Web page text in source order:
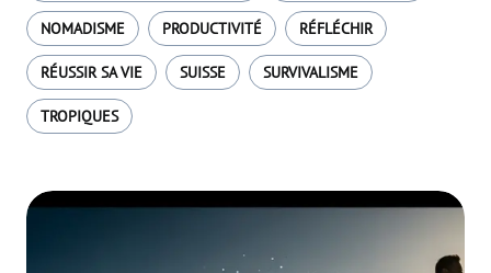
NOMADISME PRODUCTIVITÉ RÉFLÉCHIR
RÉUSSIR SA VIE SUISSE SURVIVALISME
TROPIQUES